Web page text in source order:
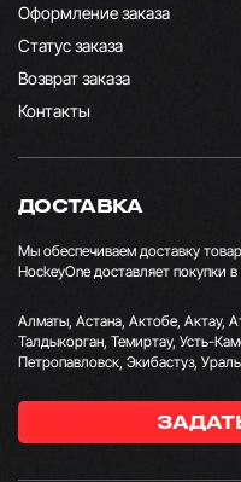
Оформление заказа
Статус заказа
Возврат заказа
Контакты
ДОСТАВКА
Мы обеспечиваем доставку
HockeyOne доставляет покупки в
Алматы, Астана, Актобе, Актау,
Талдыкорган, Темиртау, Усть-
Петропавловск, Экибастуз,